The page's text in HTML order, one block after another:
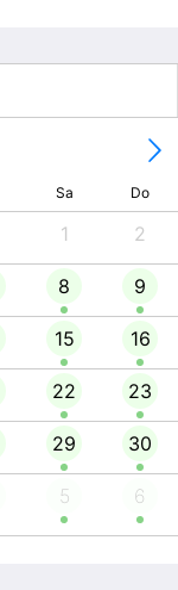
Sa Do
1 2
8 9
15 16
22 23
29 30
5 6